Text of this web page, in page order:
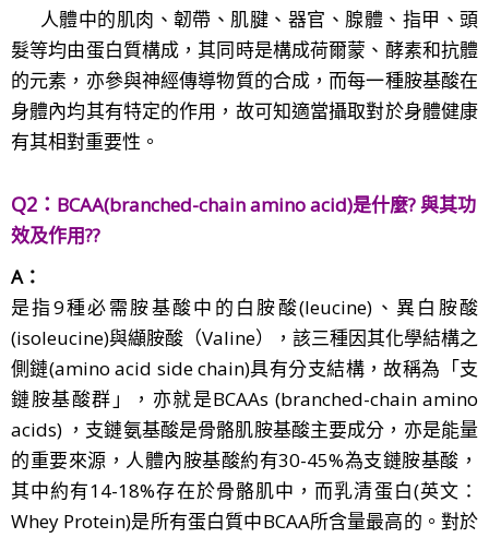
人體中的肌肉、韌帶、肌腱、器官、腺體、指甲、頭
髮等均由蛋白質構成，其同時是構成荷爾蒙、酵素和抗體
的元素，亦參與神經傳導物質的合成，而每一種胺基酸在
身體內均其有特定的作用，故可知適當攝取對於身體健康
有其相對重要性。
Q2： BCAA(branched-chain amino acid)是什麼? 與其功
效及作用??
A：
是指9種必需胺基酸中的白胺酸(leucine)、異白胺酸
(isoleucine)與纈胺酸（Valine），該三種因其化學結構之
側鏈(amino acid side chain)具有分支結構，故稱為「支
鏈胺基酸群」，亦就是BCAAs (branched-chain amino
acids) ，支鏈氨基酸是骨骼肌胺基酸主要成分，亦是能量
的重要來源，人體內胺基酸約有30-45%為支鏈胺基酸，
其中約有14-18%存在於骨骼肌中，而乳清蛋白(英文：
Whey Protein)是所有蛋白質中BCAA所含量最高的。對於